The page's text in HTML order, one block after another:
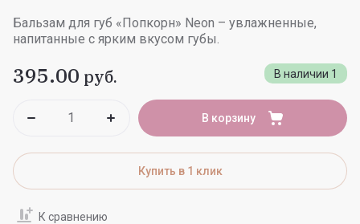
Бальзам для губ «Попкорн» Neon – увлажненные,
напитанные с ярким вкусом губы.
В наличии 1
395.00 руб.
В корзину
Купить в 1 клик
К сравнению